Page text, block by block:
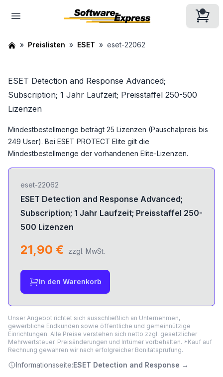
Preislisten ESET eset-22062
ESET Detection and Response Advanced;
Subscription; 1 Jahr Laufzeit; Preisstaffel 250-500
Lizenzen
Mindestbestellmenge beträgt 25 Lizenzen (Pauschalpreis bis
249 User). Bei ESET PROTECT Elite gilt die
Mindestbestellmenge der vorhandenen Elite-Lizenzen.
eset-22062
ESET Detection and Response Advanced;
Subscription; 1 Jahr Laufzeit; Preisstaffel 250-
500 Lizenzen
21,90 € zzgl. MwSt.
In den Warenkorb
Unser Angebot richtet sich ausschließlich an Unternehmen,
gewerbliche Endkunden sowie öffentliche und gemeinnützige
Einrichtungen. Alle Preise verstehen sich netto zzgl. gesetzlicher
Mehrwertsteuer. Preisänderungen und Irrtümer vorbehalten. *Kauf auf
Rechnung gewähren wir nach erfolgreicher Bonitätsprüfung.
Informationsseite:ESET Detection and Response →